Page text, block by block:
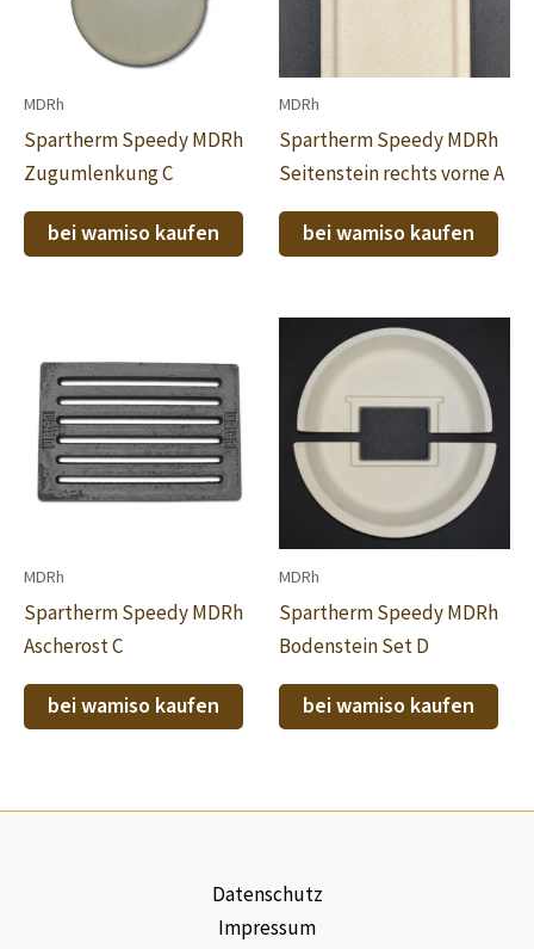
MDRh
Spartherm Speedy MDRh
Zugumlenkung C
bei wamiso kaufen
MDRh
Spartherm Speedy MDRh
Seitenstein rechts vorne A
bei wamiso kaufen
MDRh
Spartherm Speedy MDRh
Ascherost C
bei wamiso kaufen
MDRh
Spartherm Speedy MDRh
Bodenstein Set D
bei wamiso kaufen
Datenschutz
Impressum